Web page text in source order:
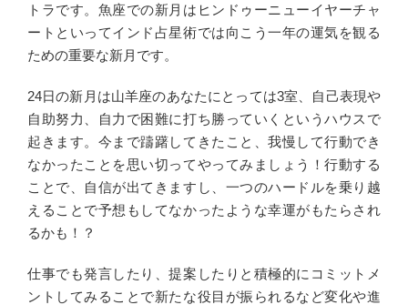
トラです。魚座での新月はヒンドゥーニューイヤーチャ
ートといってインド占星術では向こう一年の運気を観る
ための重要な新月です。
24日の新月は山羊座のあなたにとっては3室、自己表現や
自助努力、自力で困難に打ち勝っていくというハウスで
起きます。今まで躊躇してきたこと、我慢して行動でき
なかったことを思い切ってやってみましょう！行動する
ことで、自信が出てきますし、一つのハードルを乗り越
えることで予想もしてなかったような幸運がもたらされ
るかも！？
仕事でも発言したり、提案したりと積極的にコミットメ
ントしてみることで新たな役目が振られるなど変化や進